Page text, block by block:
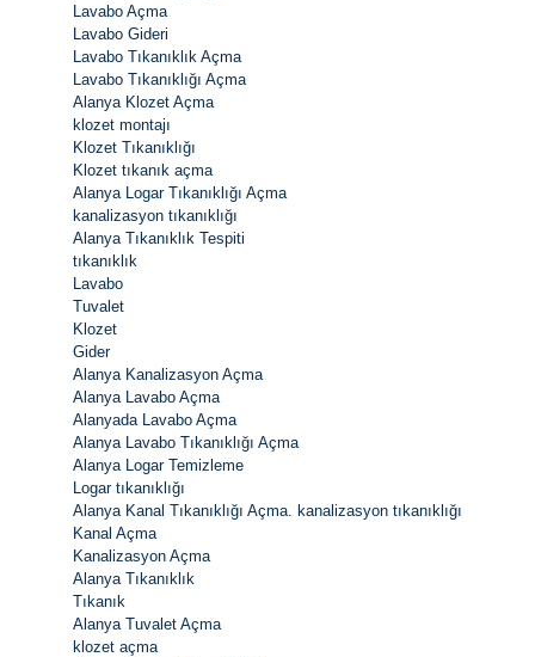
Lavabo Açma
Lavabo Gideri
Lavabo Tıkanıklık Açma
Lavabo Tıkanıklığı Açma
Alanya Klozet Açma
klozet montajı
Klozet Tıkanıklığı
Klozet tıkanık açma
Alanya Logar Tıkanıklığı Açma
kanalizasyon tıkanıklığı
Alanya Tıkanıklık Tespiti
tıkanıklık
Lavabo
Tuvalet
Klozet
Gider
Alanya Kanalizasyon Açma
Alanya Lavabo Açma
Alanyada Lavabo Açma
Alanya Lavabo Tıkanıklığı Açma
Alanya Logar Temizleme
Logar tıkanıklığı
Alanya Kanal Tıkanıklığı Açma. kanalizasyon tıkanıklığı
Kanal Açma
Kanalizasyon Açma
Alanya Tıkanıklık
Tıkanık
Alanya Tuvalet Açma
klozet açma